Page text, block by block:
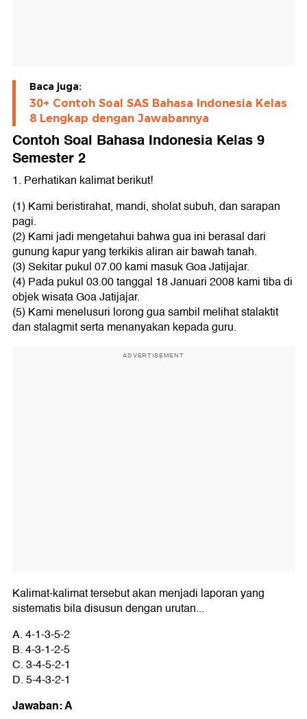
Baca juga:
30+ Contoh Soal SAS Bahasa Indonesia Kelas
8 Lengkap dengan Jawabannya
Contoh Soal Bahasa Indonesia Kelas 9
Semester 2
1. Perhatikan kalimat berikut!
(1) Kami beristirahat, mandi, sholat subuh, dan sarapan
pagi.
(2) Kami jadi mengetahui bahwa gua ini berasal dari
gunung kapur yang terkikis aliran air bawah tanah.
(3) Sekitar pukul 07.00 kami masuk Goa Jatijajar.
(4) Pada pukul 03.00 tanggal 18 Januari 2008 kami tiba di
objek wisata Goa Jatijajar.
(5) Kami menelusuri lorong gua sambil melihat stalaktit
dan stalagmit serta menanyakan kepada guru.
ADVERTISEMENT
Kalimat-kalimat tersebut akan menjadi laporan yang
sistematis bila disusun dengan urutan...
A. 4-1-3-5-2
B. 4-3-1-2-5
C. 3-4-5-2-1
D. 5-4-3-2-1
Jawaban: A